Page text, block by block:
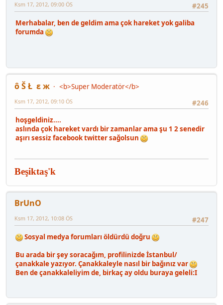
#245
Ksm 17, 2012, 09:00 ÖS
Merhabalar, ben de geldim ama çok hareket yok galiba
forumda
ô Š Ł ε ж
<b>Super Moderatör</b>
#246
Ksm 17, 2012, 09:10 ÖS
hoşgeldiniz....
aslında çok hareket vardı bir zamanlar ama şu 1 2 senedir
aşırı sessiz facebook twitter sağolsun
Beşiktaş'k
BrUnO
#247
Ksm 17, 2012, 10:08 ÖS
Sosyal medya forumları öldürdü doğru
Bu arada bir şey soracağım, profilinizde İstanbul/
çanakkale yazıyor. Çanakkaleyle nasıl bir bağınız var
Ben de çanakkaleliyim de, birkaç ay oldu buraya geleli:I